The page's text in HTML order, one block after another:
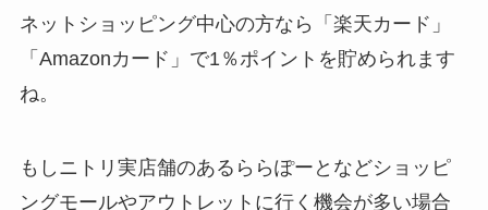
ネットショッピング中心の方なら「楽天カード」
「Amazonカード」で1％ポイントを貯められます
ね。
もしニトリ実店舗のあるららぽーとなどショッピ
ングモールやアウトレットに行く機会が多い場合